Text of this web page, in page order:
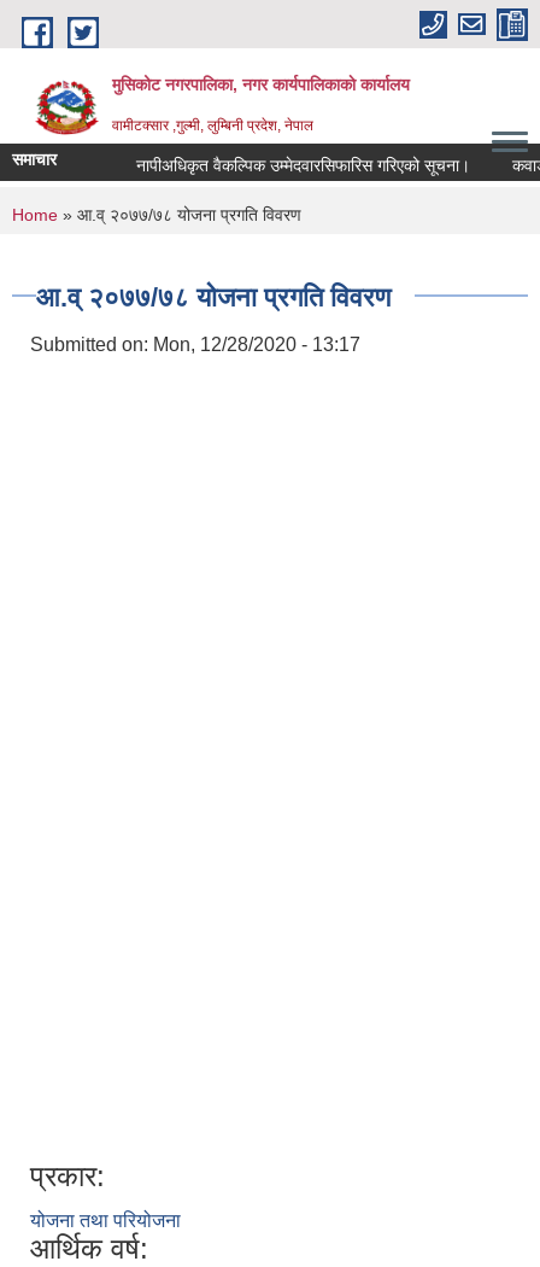
Skip to main content
मुसिकोट नगरपालिका, नगर कार्यपालिकाकाे कार्यालय
वामीटक्सार ,गुल्मी, लुम्बिनी प्रदेश, नेपाल
समाचार नापीअधिकृत वैकल्पिक उम्मेदवारसिफारिस गरिएको सूचना। कवाडी
You are here
Home » आ.व् २०७७/७८ योजना प्रगति विवरण
आ.व् २०७७/७८ योजना प्रगति विवरण
Submitted on: Mon, 12/28/2020 - 13:17
प्रकार:
योजना तथा परियोजना
आर्थिक वर्ष: